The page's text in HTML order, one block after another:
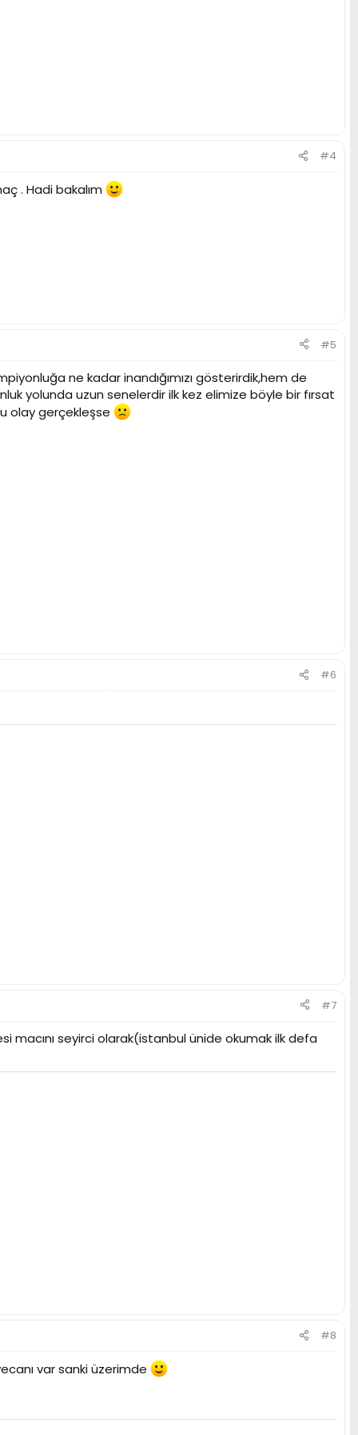
#4
. Hadi bakalım
#5
ne kadar inandığımızı gösterirdik,hem de
yolunda uzun senelerdir ilk kez elimize böyle bir fırsat
olay gerçekleşse
#6
#7
macını seyirci olarak(istanbul ünide okumak ilk defa
#8
var sanki üzerimde